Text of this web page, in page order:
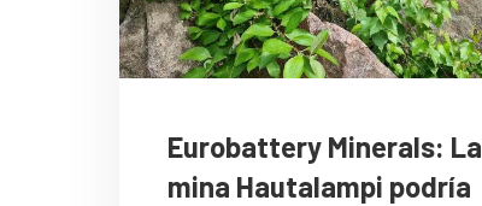
Eurobattery Minerals: La
mina Hautalampi podría